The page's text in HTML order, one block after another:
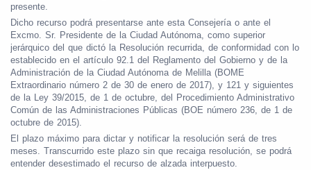
presente.
Dicho recurso podrá presentarse ante esta Consejería o ante el
Excmo. Sr. Presidente de la Ciudad Autónoma, como superior
jerárquico del que dictó la Resolución recurrida, de conformidad con lo
establecido en el artículo 92.1 del Reglamento del Gobierno y de la
Administración de la Ciudad Autónoma de Melilla (BOME
Extraordinario número 2 de 30 de enero de 2017), y 121 y siguientes
de la Ley 39/2015, de 1 de octubre, del Procedimiento Administrativo
Común de las Administraciones Públicas (BOE número 236, de 1 de
octubre de 2015).
El plazo máximo para dictar y notificar la resolución será de tres
meses. Transcurrido este plazo sin que recaiga resolución, se podrá
entender desestimado el recurso de alzada interpuesto.